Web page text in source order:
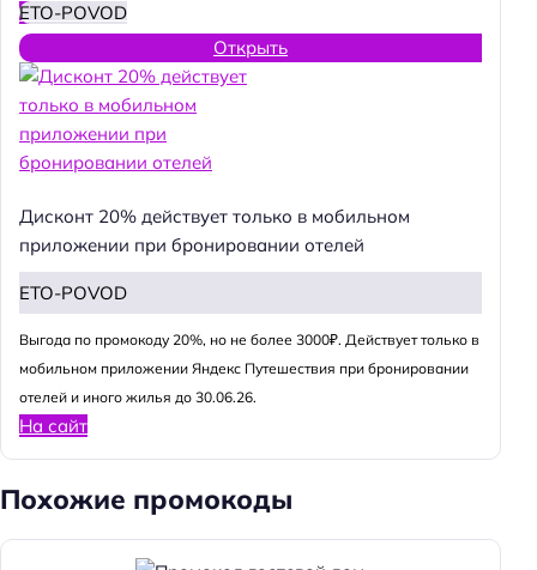
ETO-POVOD
Открыть
Дисконт 20% действует только в мобильном
приложении при бронировании отелей
ETO-POVOD
Выгода по промокоду 20%, но не более 3000₽. Действует только в
мобильном приложении Яндекс Путешествия при бронировании
отелей и иного жилья до 30.06.26.
На сайт
Похожие промокоды